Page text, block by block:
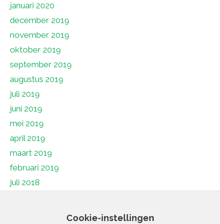
januari 2020
december 2019
november 2019
oktober 2019
september 2019
augustus 2019
juli 2019
juni 2019
mei 2019
april 2019
maart 2019
februari 2019
juli 2018
Cookie-instellingen